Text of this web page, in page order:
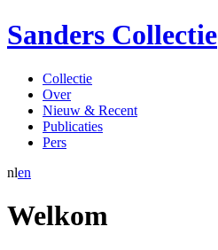
Sanders Collectie
Collectie
Over
Nieuw & Recent
Publicaties
Pers
nlen
Welkom